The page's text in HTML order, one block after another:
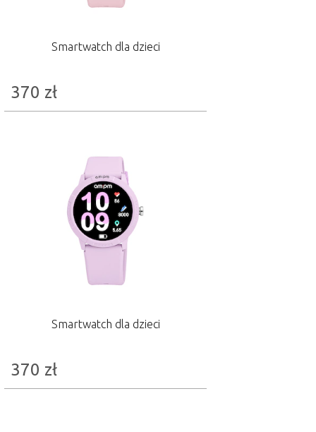
Smartwatch dla dzieci
370 zł
Smartwatch dla dzieci
370 zł